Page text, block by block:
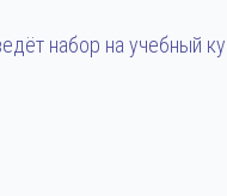
набор на учебный